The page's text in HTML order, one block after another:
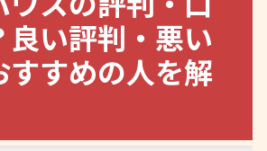
良い評判・悪い
すすめの人を解